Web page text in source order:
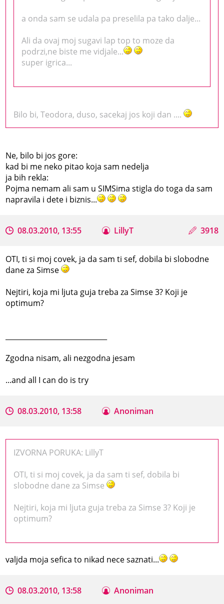
a onda sam se udala pa preselila pa tako dalje...
Ali da ovaj moj sugavi lap top to moze da
podrzi,ne biste me vidjale...
super igrica...
Bilo bi, Teodora, duso, sacekaj jos koji dan ....
Ne, bilo bi jos gore:
kad bi me neko pitao koja sam nedelja
ja bih rekla:
Pojma nemam ali sam u SIMSima stigla do toga da sam
napravila i dete i biznis...
08.03.2010, 13:55 LillyT 3918
OTI, ti si moj covek, ja da sam ti sef, dobila bi slobodne
dane za Simse
Nejtiri, koja mi ljuta guja treba za Simse 3? Koji je
optimum?
Zgodna nisam, ali nezgodna jesam
...and all I can do is try
08.03.2010, 13:58 Anoniman
IZVORNA PORUKA: LillyT
OTI, ti si moj covek, ja da sam ti sef, dobila bi
slobodne dane za Simse
Nejtiri, koja mi ljuta guja treba za Simse 3? Koji je
optimum?
valjda moja sefica to nikad nece saznati...
08.03.2010, 13:58 Anoniman